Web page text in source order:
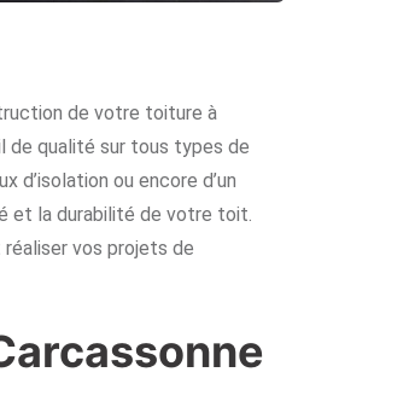
de votre toiture à
de qualité sur tous types de
d’isolation ou encore d’un
et la durabilité de votre toit.
vos projets de